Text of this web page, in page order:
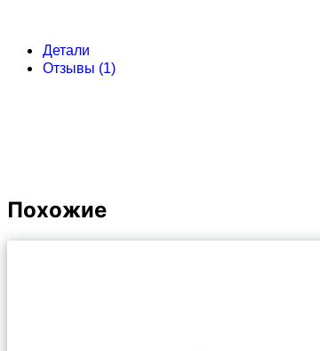
Детали
Отзывы (1)
Похожие